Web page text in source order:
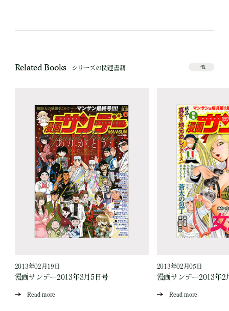
Related Books シリーズの関連書籍 一覧
2013年02月19日
漫画サンデー2013年3月5日号
Read more
2013年02月05日
漫画サンデー2013年2
Read more